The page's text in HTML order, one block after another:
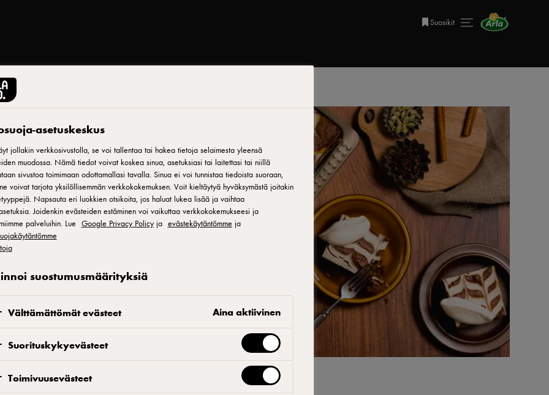
Suosikit
Tulosta
brownien
asetuskeskus
jollakin verkkosivustolla, se voi tallentaa tai hakea tietoja selaimesta yleensä
muodossa. Nämä tiedot voivat koskea sinua, asetuksiasi tai laitettasi tai niillä
sivustoa toimimaan odottamallasi tavalla. Sinua ei voi tunnistaa tiedoista suoraan,
voivat tarjota yksilöllisemmän verkkokokemuksen. Voit kieltäytyä hyväksymästä joitakin
Napsauta eri luokkien otsikoita, jos haluat lukea lisää ja vaihtaa
Joidenkin evästeiden estäminen voi vaikuttaa verkkokokemukseesi ja
palveluihin. Lue Google Privacy Policyja evästekäytäntömme ja
suostumusmäärityksiä
Välttämättömät evästeet Aina aktiivinen
Suorituskykyevästeet
Toimivuusevästeet